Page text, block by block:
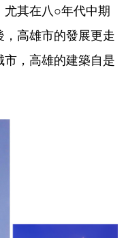
其在八○年代中期
高雄市的發展更走
，高雄的建築自是